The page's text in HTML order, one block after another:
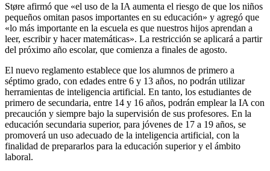
Støre afirmó que «el uso de la IA aumenta el riesgo de que los niños
pequeños omitan pasos importantes en su educación» y agregó que
«lo más importante en la escuela es que nuestros hijos aprendan a
leer, escribir y hacer matemáticas». La restricción se aplicará a partir
del próximo año escolar, que comienza a finales de agosto.
El nuevo reglamento establece que los alumnos de primero a
séptimo grado, con edades entre 6 y 13 años, no podrán utilizar
herramientas de inteligencia artificial. En tanto, los estudiantes de
primero de secundaria, entre 14 y 16 años, podrán emplear la IA con
precaución y siempre bajo la supervisión de sus profesores. En la
educación secundaria superior, para jóvenes de 17 a 19 años, se
promoverá un uso adecuado de la inteligencia artificial, con la
finalidad de prepararlos para la educación superior y el ámbito
laboral.